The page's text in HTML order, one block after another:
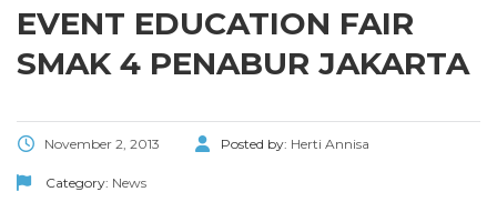
EVENT EDUCATION FAIR
SMAK 4 PENABUR JAKARTA
November 2, 2013 Posted by: Herti Annisa
Category: News